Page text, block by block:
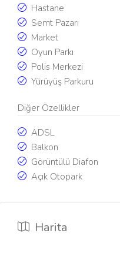
Hastane
Semt Pazarı
Market
Oyun Parkı
Polis Merkezi
Yürüyüş Parkuru
Diğer Özellikler
ADSL
Balkon
Görüntülü Diafon
Açık Otopark
Harita